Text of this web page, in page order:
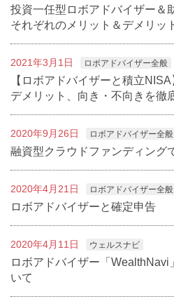
投資一任型ロボアドバイザー＆
それぞれのメリット＆デメリッ
2021年3月1日 ロボアドバイザー全般
【ロボアドバイザーと積立
デメリット、向き・不向きを徹
2020年9月26日 ロボアドバイザー全般
融資型クラウドファンディング
2020年4月21日 ロボアドバイザー全般
ロボアドバイザーと確定申告
2020年4月11日 ウェルスナビ
ロボアドバイザー「WealthNavi
いて